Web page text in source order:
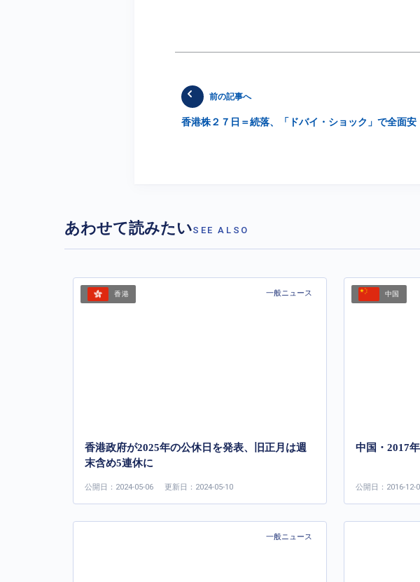
前の記事へ
香港株２７日＝続落、「ドバイ・ショック」で全面安
あわせて読みたいSEE ALSO
香港 一般ニュース
香港政府が2025年の公休日を発表、旧正月は週
末含め5連休に
公開日：2024-05-06 更新日：2024-05-10
中国
中国・2017
公開日：2016-12-
一般ニュース